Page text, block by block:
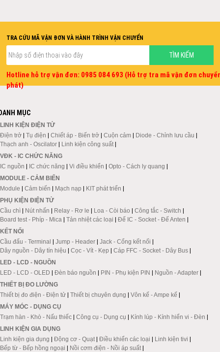
TRA CỨU MÃ VẬN ĐƠN VÀ HÀNH TRÌNH VẬN CHUYỂN
Hotline hỗ trợ vận đơn: 0985 084 693 (Hỗ trợ tra mã vận đơn
phát)
MỤC
LINH KIỆN ĐIỆN TỬ
Điện trở | Tụ điện | Chiết áp - Biến trở | Cuộn cảm | Diode - Chỉnh lưu cầu |
Thạch anh - Oscilator | Linh kiện công suất |
VĐK - IC CHỨC NĂNG
IC nguồn | IC chức năng | Vi điều khiển | Opto - Cách ly quang |
MODULE - CẢM BIẾN
Module | Cảm biến | Mạch nạp | KIT phát triển |
PHỤ KIỆN ĐIỆN TỬ
Cầu chì | Nút nhấn | Relay - Rơ le | Loa - Còi báo | Công tắc - Switch |
Board test - Phíp - Mica | Tản nhiệt các loại | Đế IC - Socket - Đế Anten |
KẾT NỐI
Cầu đấu - Terminal | Jump - Header | Jack - Cổng kết nối |
Dây nguồn - Dây tín hiệu | Cọc - Vít - Kẹp | Cáp FFC - Socket - Dây Bus |
LED - LCD - NGUỒN
LED - LCD - OLED | Đèn báo nguồn | PIN - Phụ kiện PIN | Nguồn - Adapter |
THIẾT BỊ ĐO LƯỜNG
Thiết bị đo điện - Điện tử | Thiết bị chuyên dụng | Vôn kế - Ampe kế |
MÁY MÓC - DỤNG CỤ
Trạm hàn - Khò - Nấu thiếc | Công cụ - Dụng cụ | Kính lúp - Kính hiển vi - Đèn |
LINH KIỆN GIA DỤNG
Linh kiện gia dụng | Động cơ - Quạt | Điều khiển các loại | Linh kiện tivi |
Bếp từ - Bếp hồng ngoại | Nồi cơm điện - Nồi áp suất |